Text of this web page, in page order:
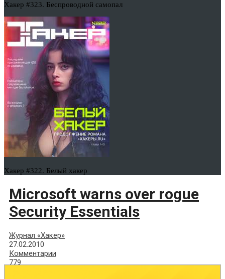
Хакер #323. Беспроводной самопал
Хакер #322. Белый хакер
Microsoft warns over rogue
Security Essentials
Журнал «Хакер»
27.02.2010
Комментарии
779